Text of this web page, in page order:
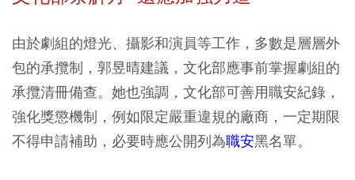
由於劇組的燈光、攝影和演員等工作，多數是層層外
包的承攬制，郭昱晴建議，文化部應事前掌握劇組的
承攬清冊備查。她也強調，文化部可善用職安紀錄，
強化獎懲機制，例如限定嚴重違規的廠商，一定期限
不得申請補助，必要時應公開列為職安黑名單。